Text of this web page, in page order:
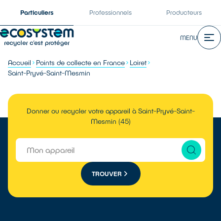
Particuliers Professionnels Producteurs
MENU
Accueil Points de collecte en France
Loiret
Saint-Pryvé-Saint-Mesmin
Donner ou recycler votre appareil à Saint-Pryvé-Saint-
Mesmin (45)
TROUVER